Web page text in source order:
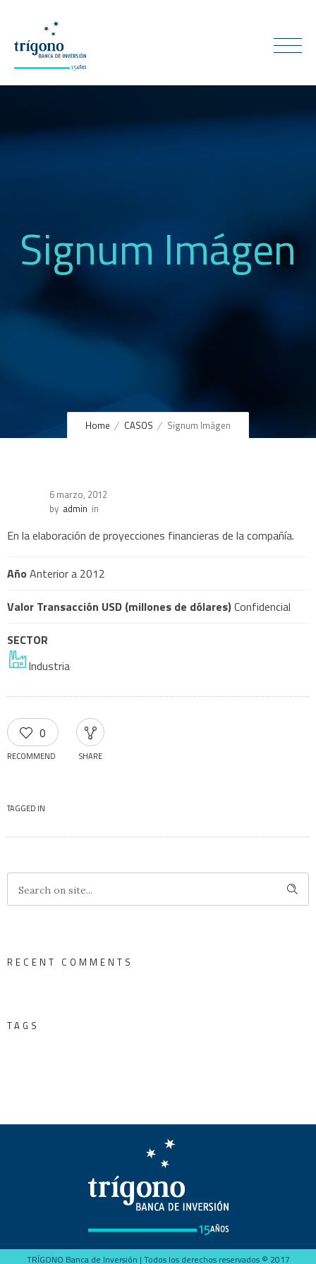
Signum Imágen
Home CASOS Signum Imágen
6 marzo, 2012
by admin in
En la elaboración de proyecciones financieras de la compañía.
Año Anterior a 2012
Valor Transacción USD (millones de dólares)Confidencial
SECTOR
Industria
0
RECOMMEND SHARE
TAGGED IN
RECENT COMMENTS
TAGS
TRÍGONO Banca de Inversión | Todos los derechos reservados © 2017